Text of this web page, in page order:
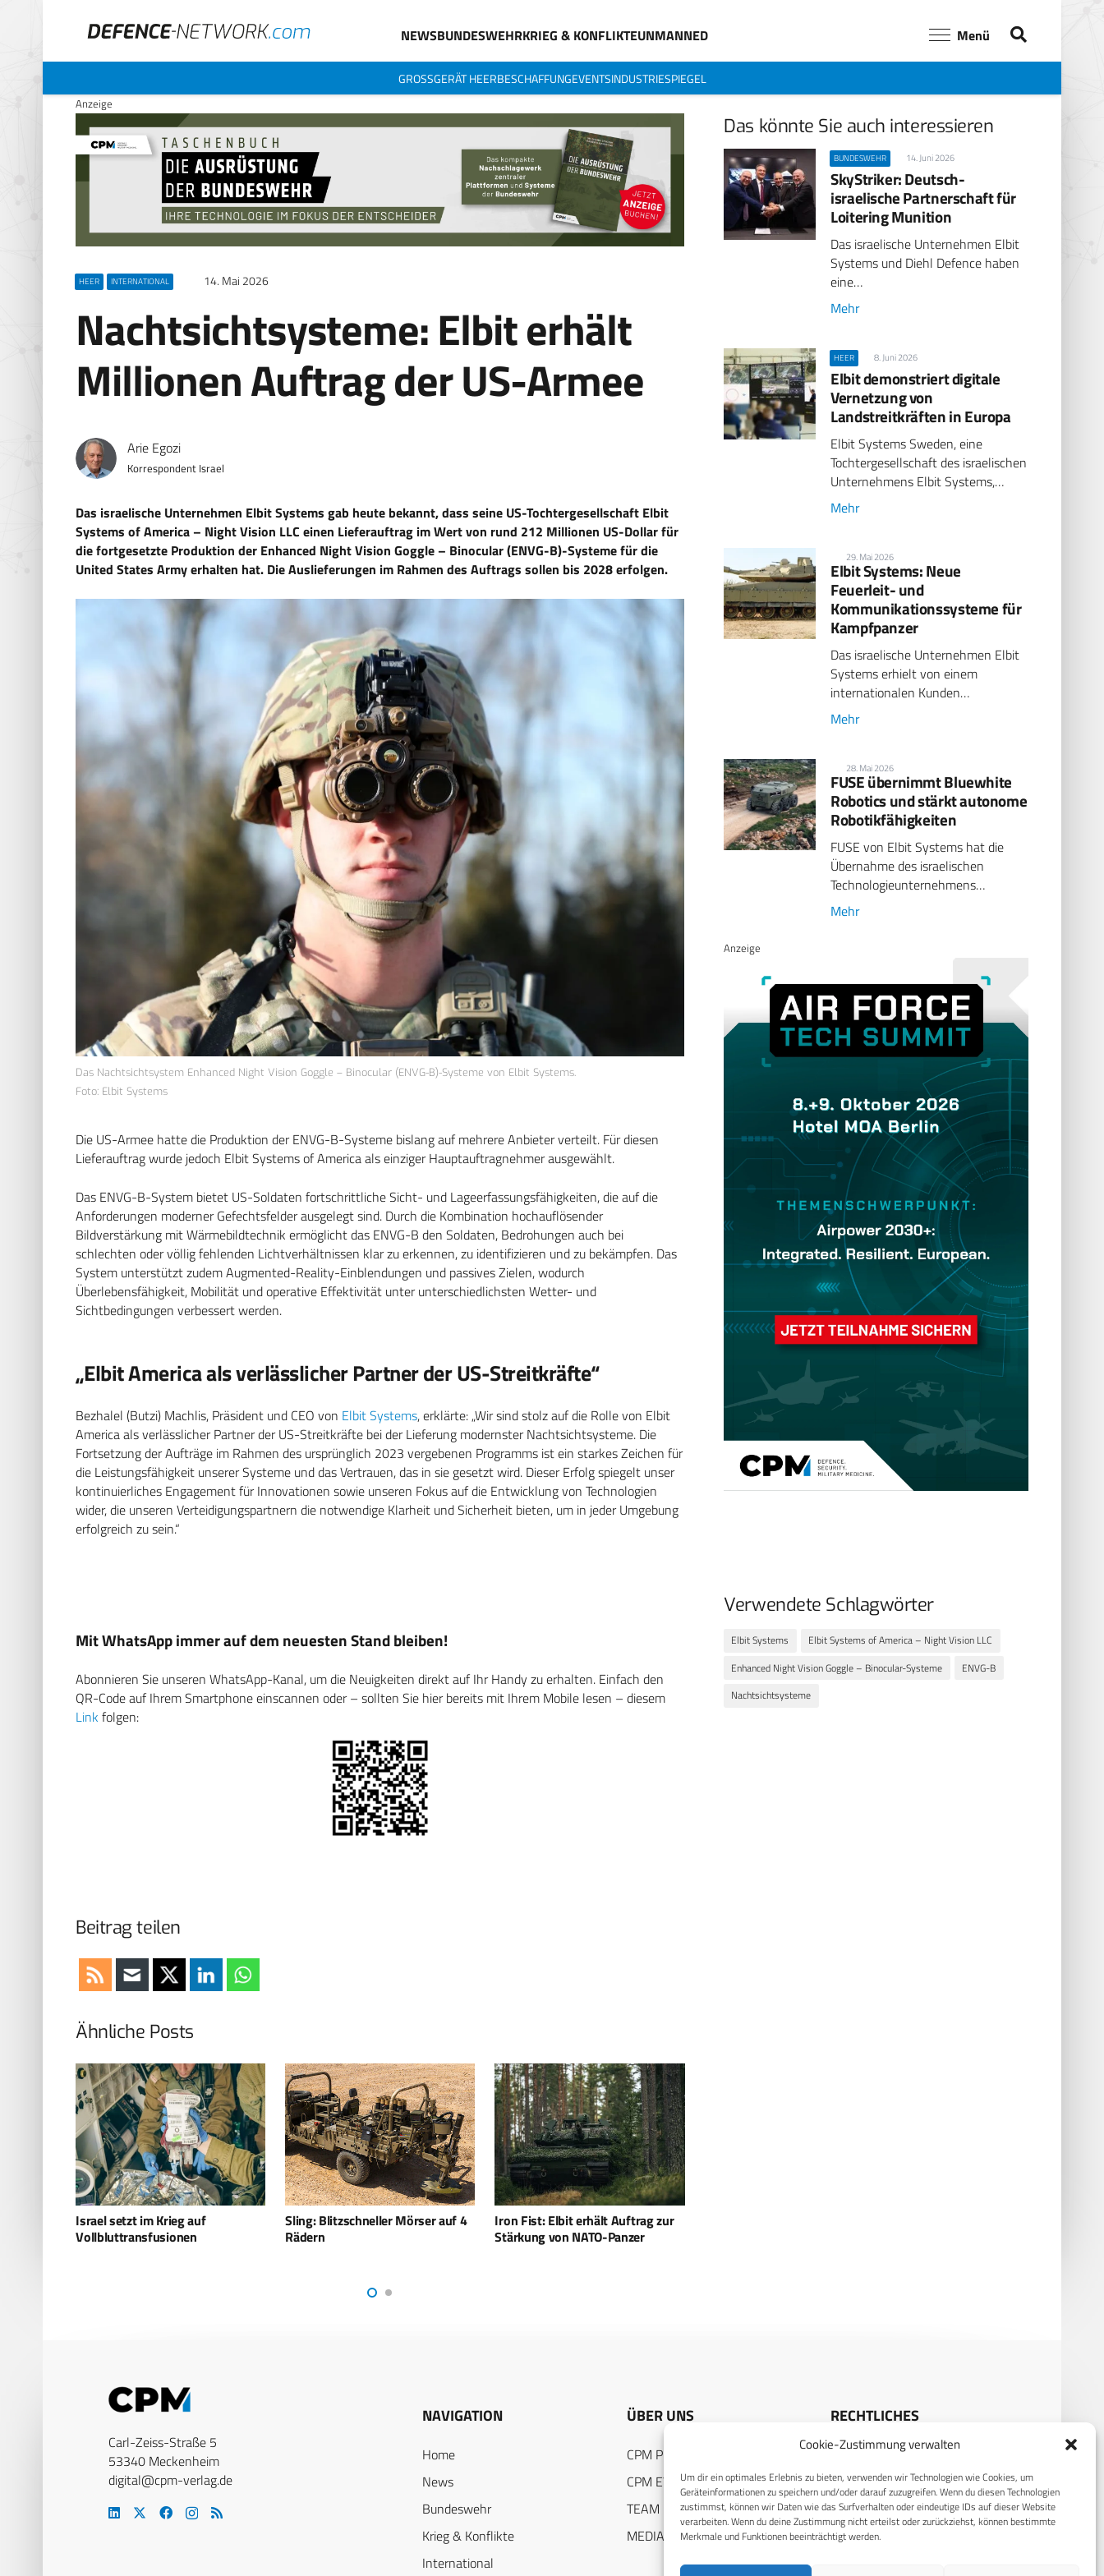
Cookie-Zustimmung verwalten
Um dir ein optimales Erlebnis zu bieten, verwenden wir Technologien wie Cookies, um
Geräteinformationen zu speichern und/oder darauf zuzugreifen. Wenn du diesen Technologien
zustimmst, können wir Daten wie das Surfverhalten oder eindeutige IDs auf dieser Website
verarbeiten. Wenn du deine Zustimmung nicht erteilst oder zurückziehst, können bestimmte
Merkmale und Funktionen beeinträchtigt werden.
NEWSBUNDESWEHRKRIEG & KONFLIKTEUNMANNED Menü
GROSSGERÄT HEERBESCHAFFUNGEVENTSINDUSTRIESPIEGEL
Anzeige
HEER INTERNATIONAL 14. Mai 2026
Nachtsichtsysteme: Elbit erhält
Millionen Auftrag der US-Armee
Arie Egozi
Korrespondent Israel
Das israelische Unternehmen Elbit Systems gab heute bekannt, dass seine US-Tochtergesellschaft Elbit
Systems of America – Night Vision LLC einen Lieferauftrag im Wert von rund 212 Millionen US-Dollar für
die fortgesetzte Produktion der Enhanced Night Vision Goggle – Binocular (ENVG-B)-Systeme für die
United States Army erhalten hat. Die Auslieferungen im Rahmen des Auftrags sollen bis 2028 erfolgen.
Das Nachtsichtsystem Enhanced Night Vision Goggle – Binocular (ENVG-B)-Systeme von Elbit Systems.
Foto: Elbit Systems
Die US-Armee hatte die Produktion der ENVG-B-Systeme bislang auf mehrere Anbieter verteilt. Für diesen
Lieferauftrag wurde jedoch Elbit Systems of America als einziger Hauptauftragnehmer ausgewählt.
Das ENVG-B-System bietet US-Soldaten fortschrittliche Sicht- und Lageerfassungsfähigkeiten, die auf die
Anforderungen moderner Gefechtsfelder ausgelegt sind. Durch die Kombination hochauflösender
Bildverstärkung mit Wärmebildtechnik ermöglicht das ENVG-B den Soldaten, Bedrohungen auch bei
schlechten oder völlig fehlenden Lichtverhältnissen klar zu erkennen, zu identifizieren und zu bekämpfen. Das
System unterstützt zudem Augmented-Reality-Einblendungen und passives Zielen, wodurch
Überlebensfähigkeit, Mobilität und operative Effektivität unter unterschiedlichsten Wetter- und
Sichtbedingungen verbessert werden.
„Elbit America als verlässlicher Partner der US-Streitkräfte“
Bezhalel (Butzi) Machlis, Präsident und CEO von Elbit Systems, erklärte: „Wir sind stolz auf die Rolle von Elbit
America als verlässlicher Partner der US-Streitkräfte bei der Lieferung modernster Nachtsichtsysteme. Die
Fortsetzung der Aufträge im Rahmen des ursprünglich 2023 vergebenen Programms ist ein starkes Zeichen für
die Leistungsfähigkeit unserer Systeme und das Vertrauen, das in sie gesetzt wird. Dieser Erfolg spiegelt unser
kontinuierliches Engagement für Innovationen sowie unseren Fokus auf die Entwicklung von Technologien
wider, die unseren Verteidigungspartnern die notwendige Klarheit und Sicherheit bieten, um in jeder Umgebung
erfolgreich zu sein.“
Mit WhatsApp immer auf dem neuesten Stand bleiben!
Abonnieren Sie unseren WhatsApp-Kanal, um die Neuigkeiten direkt auf Ihr Handy zu erhalten. Einfach den
QR-Code auf Ihrem Smartphone einscannen oder – sollten Sie hier bereits mit Ihrem Mobile lesen – diesem
Link folgen:
Beitrag teilen
Das könnte Sie auch interessieren
BUNDESWEHR 14. Juni 2026
SkyStriker: Deutsch-
israelische Partnerschaft für
Loitering Munition
Das israelische Unternehmen Elbit
Systems und Diehl Defence haben
eine…
Mehr
HEER 8. Juni 2026
Elbit demonstriert digitale
Vernetzung von
Landstreitkräften in Europa
Elbit Systems Sweden, eine
Tochtergesellschaft des israelischen
Unternehmens Elbit Systems,…
Mehr
29. Mai 2026
Elbit Systems: Neue
Feuerleit- und
Kommunikationssysteme für
Kampfpanzer
Das israelische Unternehmen Elbit
Systems erhielt von einem
internationalen Kunden…
Mehr
28. Mai 2026
FUSE übernimmt Bluewhite
Robotics und stärkt autonome
Robotikfähigkeiten
FUSE von Elbit Systems hat die
Übernahme des israelischen
Technologieunternehmens…
Mehr
Anzeige
Verwendete Schlagwörter
Elbit Systems
Elbit Systems of America – Night Vision LLC
Enhanced Night Vision Goggle – Binocular-Systeme
ENVG-B
Nachtsichtsysteme
Ähnliche Posts
Sling: Blitzschneller Mörser auf 4
Rädern
Iron Fist: Elbit erhält Auftrag zur
Stärkung von NATO-Panzer
Elbit Systems und TKMS: Neue
Produktionsstätte für U-Boot-
Carl-Zeiss-Straße 5
53340 Meckenheim
digital@cpm-verlag.de
NAVIGATION
Home
News
Bundeswehr
Krieg & Konflikte
International
ÜBER UNS
CPM PUBLICATIONS
CPM EVENTS
TEAM
MEDIADATEN
RECHTLICHES
Datenschutzerklärung
Cookie-Richtlinie (EU)
AGB
Compliance